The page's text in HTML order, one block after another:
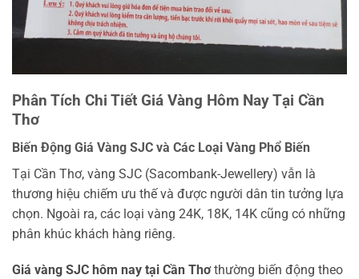
Phân Tích Chi Tiết Giá Vàng Hôm Nay Tại Cần
Thơ
Biến Động Giá Vàng SJC và Các Loại Vàng Phổ Biến
Tại Cần Thơ, vàng SJC (Sacombank-Jewellery) vẫn là
thương hiệu chiếm ưu thế và được người dân tin tưởng lựa
chọn. Ngoài ra, các loại vàng 24K, 18K, 14K cũng có những
phân khúc khách hàng riêng.
Giá vàng SJC hôm nay tại Cần Thơthường biến động theo